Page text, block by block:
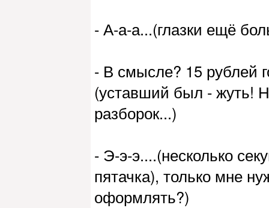
- А-а-а...(глазки ещё
- В смысле? 15 рублей
(уставший был - жуть!
разборок...)
- Э-э-э....(несколько
пятачка), только мне
оформлять?)